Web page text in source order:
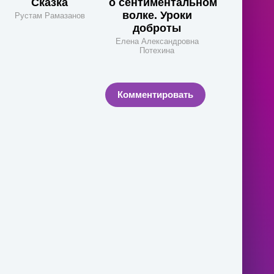
Сказка
Рустам Рамазанов
о сентиментальном
волке. Уроки
доброты
Елена Александровна
Потехина
Комментировать